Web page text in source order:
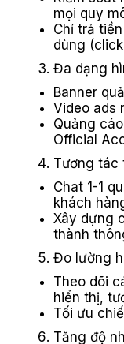
mọi quy
Chỉ trả
dùng
Đa dạng
Banner
Video ads
Quảng
Official
Tương tác
Chat 1-1
khách
Xây dựng
thành
Đo lường
Theo dõi
hiển thị,
Tối ưu
Tăng độ